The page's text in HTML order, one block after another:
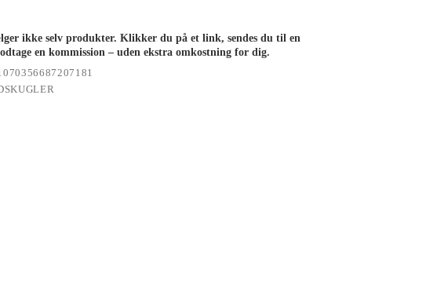
ikke selv produkter. Klikker du på et link, sendes du til en
en kommission – uden ekstra omkostning for dig.